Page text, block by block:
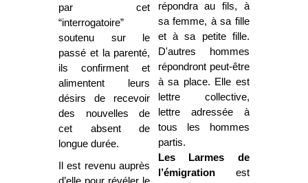
par cet
“interrogatoire”
soutenu sur le
passé et la parenté,
ils confirment et
alimentent leurs
désirs de recevoir
des nouvelles de
cet absent de
longue durée.
Il est revenu auprès
répondra au fils, à
sa femme, à sa fille
et à sa petite fille.
D'autres hommes
répondront peut-être
à sa place. Elle est
lettre collective,
lettre adressée à
tous les hommes
partis.
Les Larmes de
l’émigrationest